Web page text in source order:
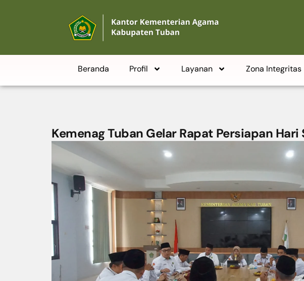
Beranda Profil Layanan Zona Integritas
Kemenag Tuban Gelar Rapat Persiapan